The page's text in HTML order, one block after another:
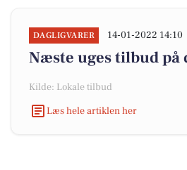
DAGLIGVARER 14-01-2022 14:10
Næste uges tilbud på
Kilde: Lokale tilbud
Læs hele artiklen her